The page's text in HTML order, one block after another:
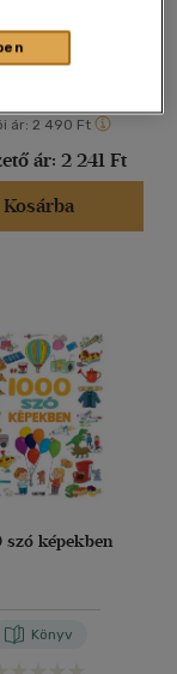
ár: 2 490 Ft
ár: 2 241 Ft
Kosárba
szó képekben
Könyv